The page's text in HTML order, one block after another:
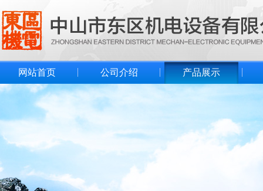
网站首页 公司介绍 产品展示